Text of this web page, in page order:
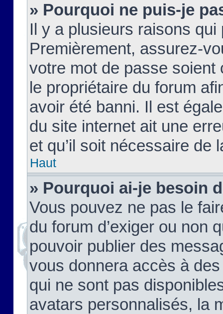
» Pourquoi ne puis-je
Il y a plusieurs raisons
Premièrement, assurez-
votre mot de passe soient
le propriétaire du forum
avoir été banni. Il est
du site internet ait une
et qu’il soit nécessaire de
Haut
» Pourquoi ai-je besoin
Vous pouvez ne pas le
du forum d’exiger ou non
pouvoir publier des
vous donnera accès à
qui ne sont pas
avatars personnalisés, la